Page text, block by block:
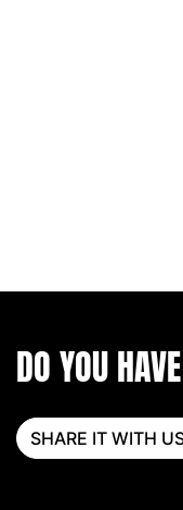
DO YOU
SHARE IT WITH